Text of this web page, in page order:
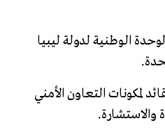
الوطنية لدولة ليبيا
لمكونات التعاون الأمني
والاستشارة.